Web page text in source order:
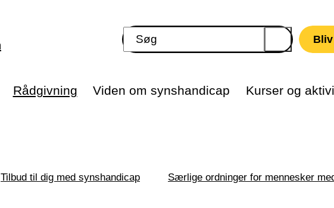
Rådgivning Viden om synshandicap Kurser og
Tilbud til dig med synshandicap Særlige ordninger for mennesker